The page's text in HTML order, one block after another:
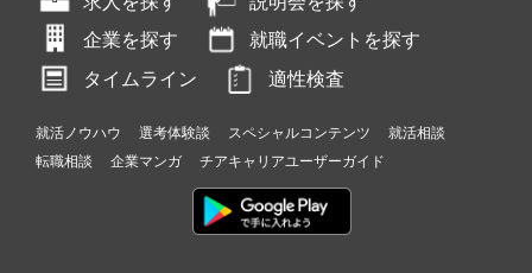
企業を探す
就職イベントを探す
タイムライン
適性検査
就活ノウハウ 選考体験談 スペシャルコンテンツ
就活相談
転職相談
企業マンガ チアキャリアユーザーガイド